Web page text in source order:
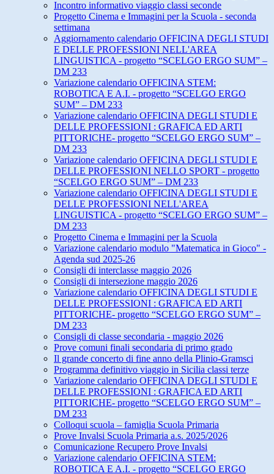
Incontro informativo viaggio classi seconde
Progetto Cinema e Immagini per la Scuola - seconda
settimana
Aggiornamento calendario OFFICINA DEGLI STUDI
E DELLE PROFESSIONI NELL'AREA
LINGUISTICA - progetto “SCELGO ERGO SUM” –
DM 233
Variazione calendario OFFICINA STEM:
ROBOTICA E A.I. - progetto “SCELGO ERGO
SUM” – DM 233
Variazione calendario OFFICINA DEGLI STUDI E
DELLE PROFESSIONI : GRAFICA ED ARTI
PITTORICHE- progetto “SCELGO ERGO SUM” –
DM 233
Variazione calendario OFFICINA DEGLI STUDI E
DELLE PROFESSIONI NELLO SPORT - progetto
“SCELGO ERGO SUM” – DM 233
Variazione calendario OFFICINA DEGLI STUDI E
DELLE PROFESSIONI NELL'AREA
LINGUISTICA - progetto “SCELGO ERGO SUM” –
DM 233
Progetto Cinema e Immagini per la Scuola
Variazione calendario modulo "Matematica in Gioco" -
Agenda sud 2025-26
Consigli di interclasse maggio 2026
Consigli di intersezione maggio 2026
Variazione calendario OFFICINA DEGLI STUDI E
DELLE PROFESSIONI : GRAFICA ED ARTI
PITTORICHE- progetto “SCELGO ERGO SUM” –
DM 233
Consigli di classe secondaria - maggio 2026
Prove comuni finali secondaria di primo grado
Il grande concerto di fine anno della Plinio-Gramsci
Programma definitivo viaggio in Sicilia classi terze
Variazione calendario OFFICINA DEGLI STUDI E
DELLE PROFESSIONI : GRAFICA ED ARTI
PITTORICHE- progetto “SCELGO ERGO SUM” –
DM 233
Colloqui scuola – famiglia Scuola Primaria
Prove Invalsi Scuola Primaria a.s. 2025/2026
Comunicazione Recupero Prove Invalsi
Variazione calendario OFFICINA STEM:
ROBOTICA E A.I. - progetto “SCELGO ERGO